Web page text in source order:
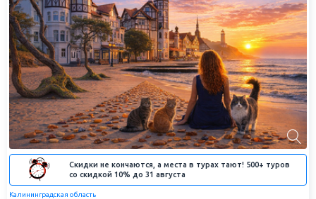
Скидки не кончаются, а места в турах тают! 500+ туров
со скидкой 10% до 31 августа
Калининградская область